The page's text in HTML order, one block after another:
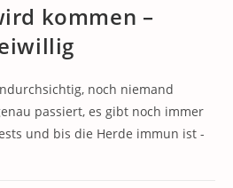
kommen –
noch niemand
passiert, es gibt noch immer
und bis die Herde immun ist -